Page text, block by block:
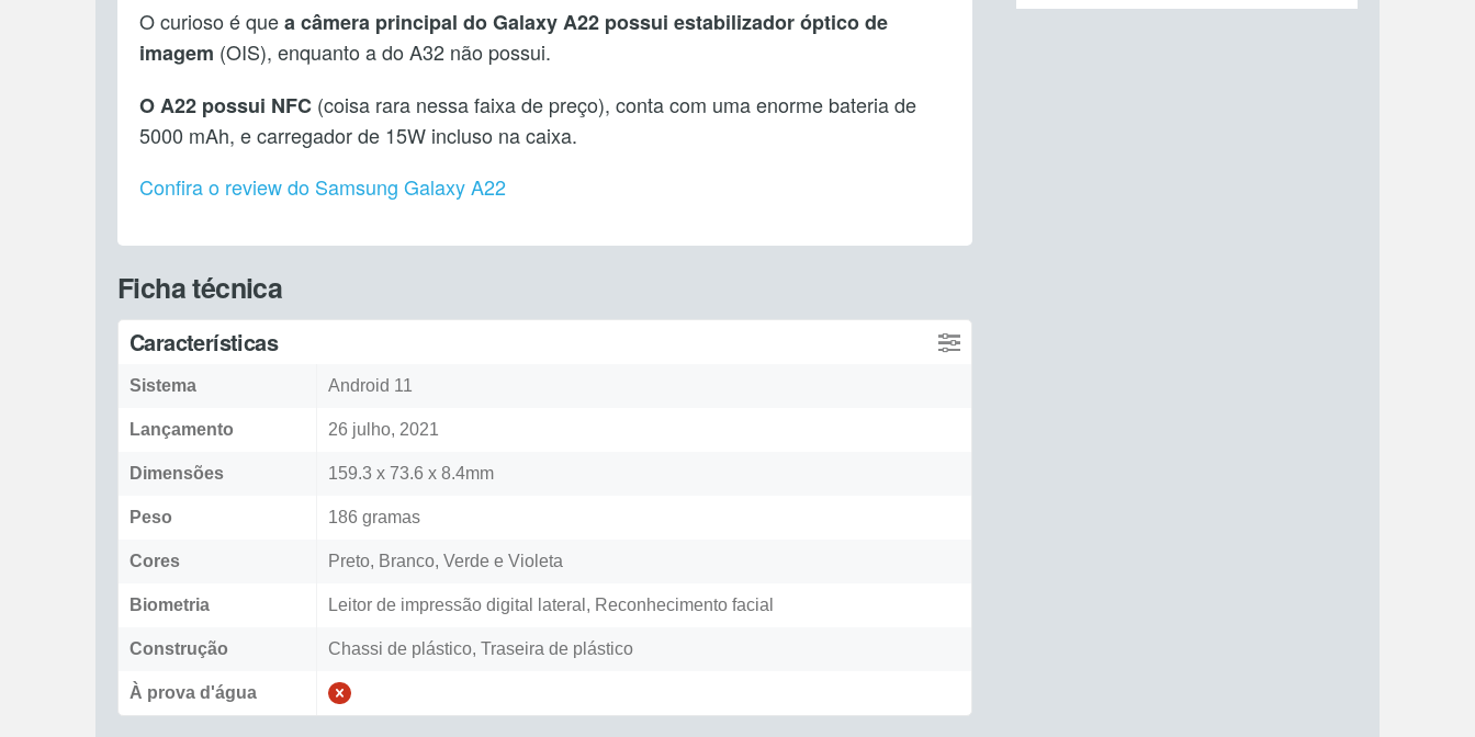
O curioso é quea câmera principal do Galaxy A22 possui estabilizador óptico de
imagem (OIS), enquanto a do A32 não possui.
O A22 possui NFC (coisa rara nessa faixa de preço), conta com uma enorme bateria de
5000 mAh, e carregador de 15W incluso na caixa.
Confira o review do Samsung Galaxy A22
Ficha técnica
Características
Sistema Android 11
Lançamento 26 julho, 2021
Dimensões 159.3 x 73.6 x 8.4mm
Peso 186 gramas
Cores Preto, Branco, Verde e Violeta
Biometria Leitor de impressão digital lateral, Reconhecimento facial
Construção Chassi de plástico, Traseira de plástico
À prova d'água